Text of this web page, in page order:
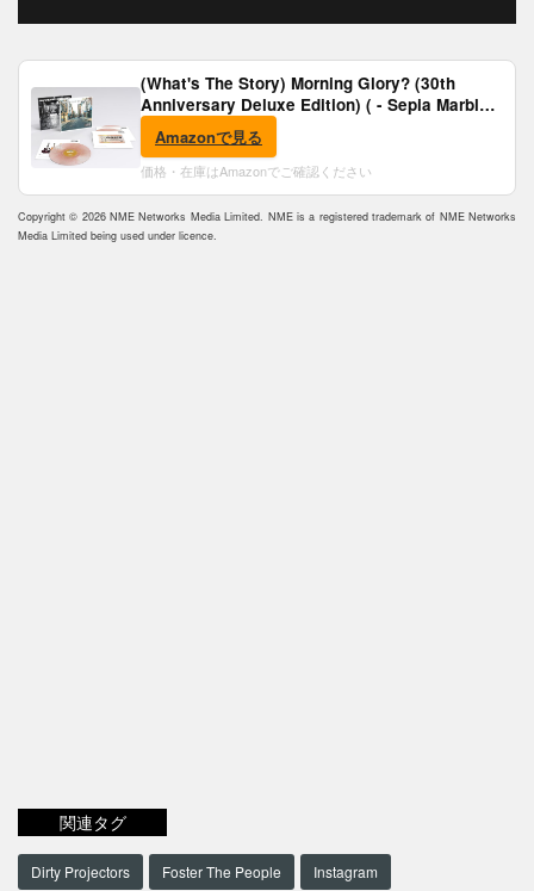
(What's The Story) Morning Glory? (30th
Anniversary Deluxe Edition) ( - Sepia Marble
Vinyl) [Analog]
Amazonで見る
価格・在庫はAmazonでご確認ください
Copyright © 2026 NME Networks Media Limited. NME is a registered trademark of NME Networks
Media Limited being used under licence.
関連タグ
Dirty Projectors Foster The People Instagram